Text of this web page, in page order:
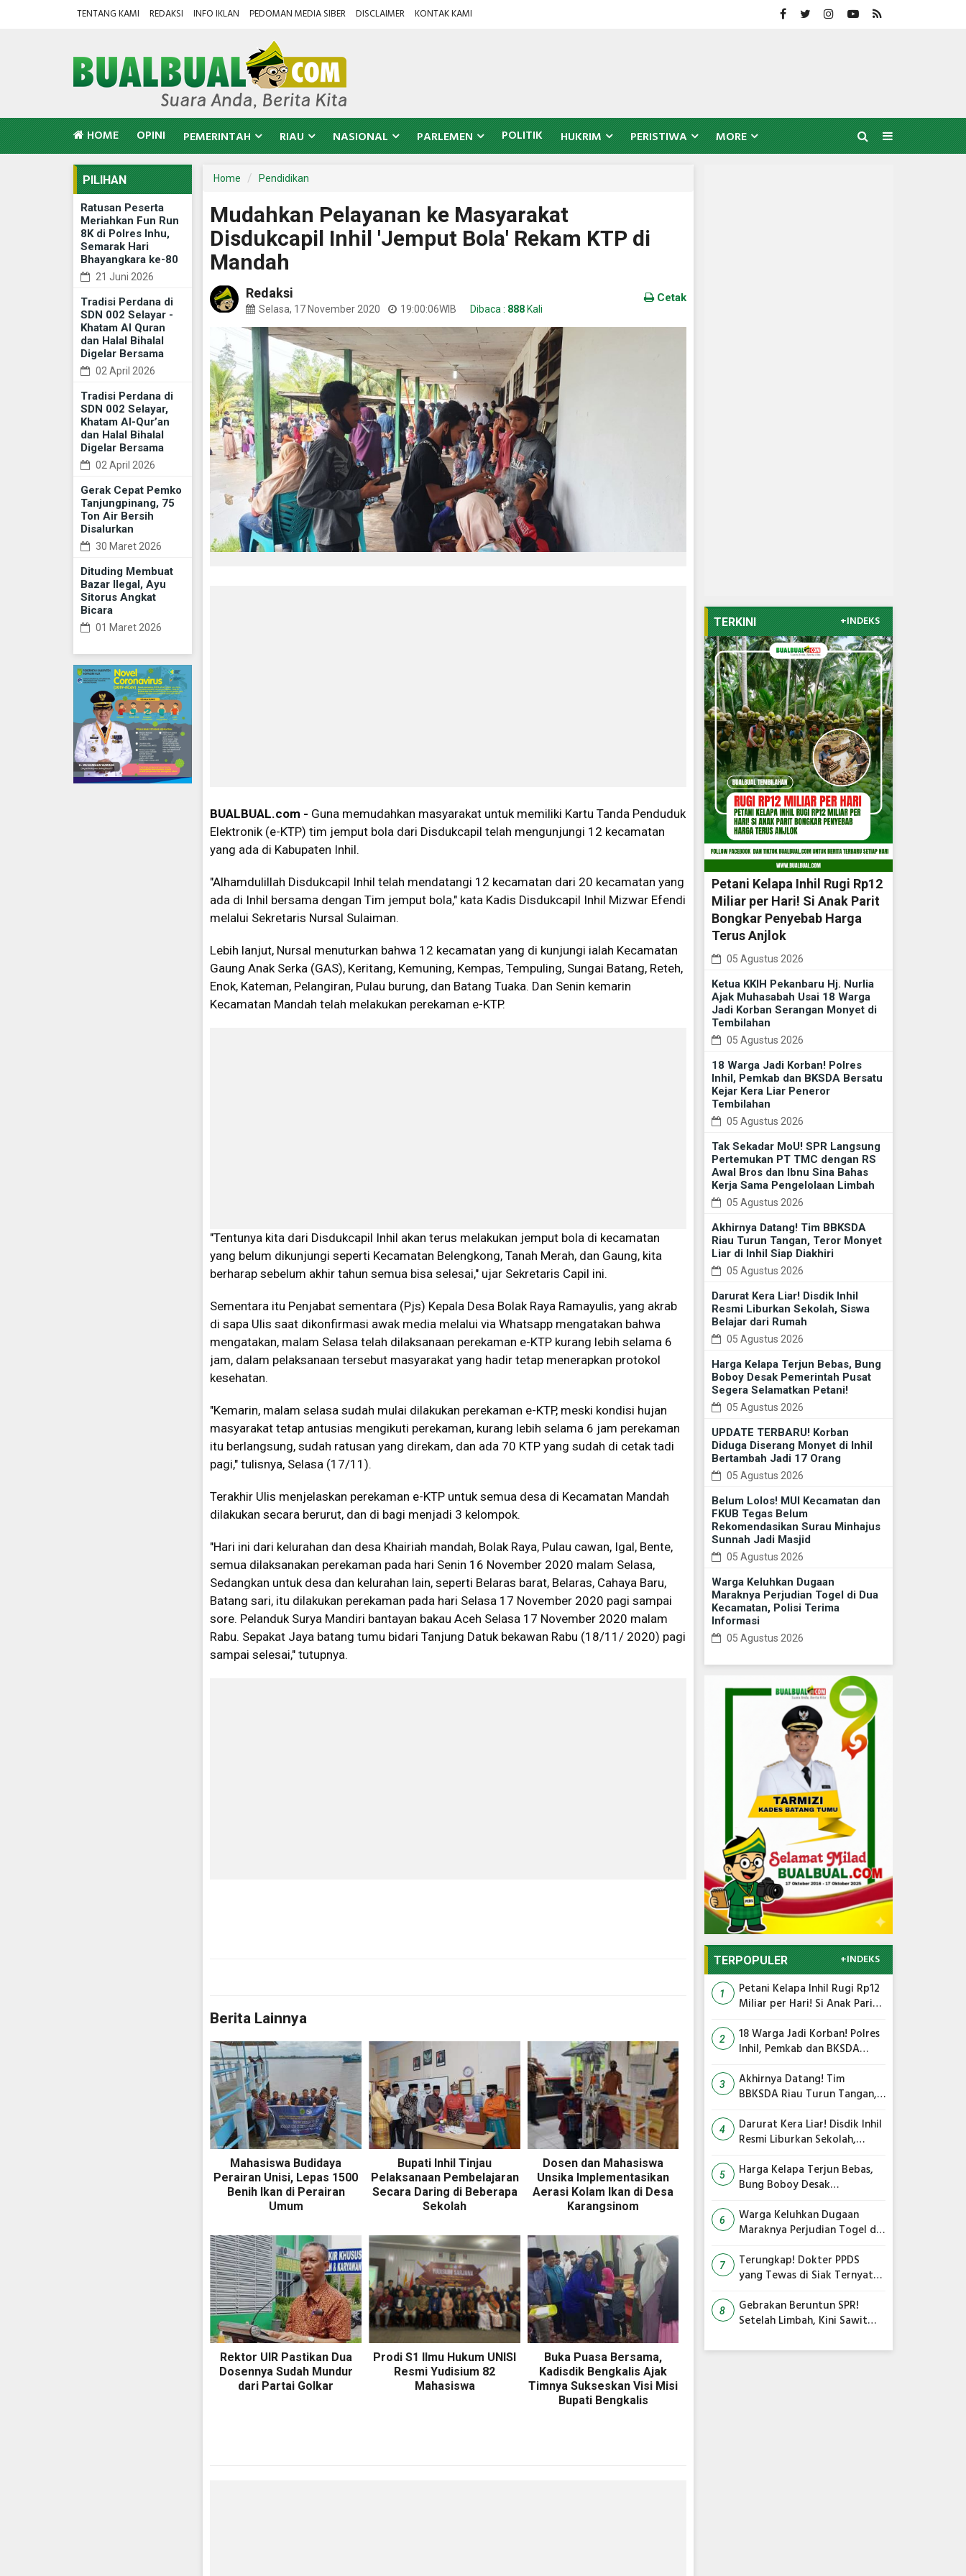
TENTANG KAMI REDAKSI INFO IKLAN PEDOMAN MEDIA SIBER DISCLAIMER KONTAK KAMI
HOME OPINI PEMERINTAH RIAU NASIONAL PARLEMEN POLITIK HUKRIM PERISTIWA MORE
PILIHAN
Ratusan Peserta
Meriahkan Fun Run
8K di Polres Inhu,
Semarak Hari
Bhayangkara ke-80
21 Juni 2026
Tradisi Perdana di
SDN 002 Selayar -
Khatam Al Quran
dan Halal Bihalal
Digelar Bersama
02 April 2026
Tradisi Perdana di
SDN 002 Selayar,
Khatam Al-Qur’an
dan Halal Bihalal
Digelar Bersama
02 April 2026
Gerak Cepat Pemko
Tanjungpinang, 75
Ton Air Bersih
Disalurkan
30 Maret 2026
Dituding Membuat
Bazar Ilegal, Ayu
Sitorus Angkat
Bicara
01 Maret 2026
Home Pendidikan
Mudahkan Pelayanan ke Masyarakat
Disdukcapil Inhil 'Jemput Bola' Rekam KTP di
Mandah
Redaksi
Selasa, 17 November 2020 19:00:06WIB Dibaca : 888 Kali
Cetak
BUALBUAL.com - Guna memudahkan masyarakat untuk memiliki Kartu Tanda Penduduk
Elektronik (e-KTP) tim jemput bola dari Disdukcapil telah mengunjungi 12 kecamatan
yang ada di Kabupaten Inhil.
"Alhamdulillah Disdukcapil Inhil telah mendatangi 12 kecamatan dari 20 kecamatan yang
ada di Inhil bersama dengan Tim jemput bola," kata Kadis Disdukcapil Inhil Mizwar Efendi
melalui Sekretaris Nursal Sulaiman.
Lebih lanjut, Nursal menuturkan bahwa 12 kecamatan yang di kunjungi ialah Kecamatan
Gaung Anak Serka (GAS), Keritang, Kemuning, Kempas, Tempuling, Sungai Batang, Reteh,
Enok, Kateman, Pelangiran, Pulau burung, dan Batang Tuaka. Dan Senin kemarin
Kecamatan Mandah telah melakukan perekaman e-KTP.
"Tentunya kita dari Disdukcapil Inhil akan terus melakukan jemput bola di kecamatan
yang belum dikunjungi seperti Kecamatan Belengkong, Tanah Merah, dan Gaung, kita
berharap sebelum akhir tahun semua bisa selesai," ujar Sekretaris Capil ini.
Sementara itu Penjabat sementara (Pjs) Kepala Desa Bolak Raya Ramayulis, yang akrab
di sapa Ulis saat dikonfirmasi awak media melalui via Whatsapp mengatakan bahwa
mengatakan, malam Selasa telah dilaksanaan perekaman e-KTP kurang lebih selama 6
jam, dalam pelaksanaan tersebut masyarakat yang hadir tetap menerapkan protokol
kesehatan.
"Kemarin, malam selasa sudah mulai dilakukan perekaman e-KTP, meski kondisi hujan
masyarakat tetap antusias mengikuti perekaman, kurang lebih selama 6 jam perekaman
itu berlangsung, sudah ratusan yang direkam, dan ada 70 KTP yang sudah di cetak tadi
pagi," tulisnya, Selasa (17/11).
Terakhir Ulis menjelaskan perekaman e-KTP untuk semua desa di Kecamatan Mandah
dilakukan secara berurut, dan di bagi menjadi 3 kelompok.
"Hari ini dari kelurahan dan desa Khairiah mandah, Bolak Raya, Pulau cawan, Igal, Bente,
semua dilaksanakan perekaman pada hari Senin 16 November 2020 malam Selasa,
Sedangkan untuk desa dan kelurahan lain, seperti Belaras barat, Belaras, Cahaya Baru,
Batang sari, itu dilakukan perekaman pada hari Selasa 17 November 2020 pagi sampai
sore. Pelanduk Surya Mandiri bantayan bakau Aceh Selasa 17 November 2020 malam
Rabu. Sepakat Jaya batang tumu bidari Tanjung Datuk bekawan Rabu (18/11/ 2020) pagi
sampai selesai," tutupnya.
Berita Lainnya
Mahasiswa Budidaya
Perairan Unisi, Lepas 1500
Benih Ikan di Perairan
Umum
Bupati Inhil Tinjau
Pelaksanaan Pembelajaran
Secara Daring di Beberapa
Sekolah
Dosen dan Mahasiswa
Unsika Implementasikan
Aerasi Kolam Ikan di Desa
Karangsinom
Rektor UIR Pastikan Dua
Dosennya Sudah Mundur
dari Partai Golkar
Prodi S1 Ilmu Hukum UNISI
Resmi Yudisium 82
Mahasiswa
Buka Puasa Bersama,
Kadisdik Bengkalis Ajak
Timnya Sukseskan Visi Misi
Bupati Bengkalis
TERKINI +INDEKS
Petani Kelapa Inhil Rugi Rp12
Miliar per Hari! Si Anak Parit
Bongkar Penyebab Harga
Terus Anjlok
05 Agustus 2026
Ketua KKIH Pekanbaru Hj. Nurlia
Ajak Muhasabah Usai 18 Warga
Jadi Korban Serangan Monyet di
Tembilahan
05 Agustus 2026
18 Warga Jadi Korban! Polres
Inhil, Pemkab dan BKSDA Bersatu
Kejar Kera Liar Peneror
Tembilahan
05 Agustus 2026
Tak Sekadar MoU! SPR Langsung
Pertemukan PT TMC dengan RS
Awal Bros dan Ibnu Sina Bahas
Kerja Sama Pengelolaan Limbah
05 Agustus 2026
Akhirnya Datang! Tim BBKSDA
Riau Turun Tangan, Teror Monyet
Liar di Inhil Siap Diakhiri
05 Agustus 2026
Darurat Kera Liar! Disdik Inhil
Resmi Liburkan Sekolah, Siswa
Belajar dari Rumah
05 Agustus 2026
Harga Kelapa Terjun Bebas, Bung
Boboy Desak Pemerintah Pusat
Segera Selamatkan Petani!
05 Agustus 2026
UPDATE TERBARU! Korban
Diduga Diserang Monyet di Inhil
Bertambah Jadi 17 Orang
05 Agustus 2026
Belum Lolos! MUI Kecamatan dan
FKUB Tegas Belum
Rekomendasikan Surau Minhajus
Sunnah Jadi Masjid
05 Agustus 2026
Warga Keluhkan Dugaan
Maraknya Perjudian Togel di Dua
Kecamatan, Polisi Terima
Informasi
05 Agustus 2026
TERPOPULER +INDEKS
1
Petani Kelapa Inhil Rugi Rp12
Miliar per Hari! Si Anak Parit
Terus Anjlok
2
18 Warga Jadi Korban! Polres
Inhil, Pemkab dan BKSDA
Peneror Tembilahan
3
Akhirnya Datang! Tim
BBKSDA Riau Turun Tangan,
Siap Diakhiri
4
Darurat Kera Liar! Disdik Inhil
Resmi Liburkan Sekolah,
5
Harga Kelapa Terjun Bebas,
Bung Boboy Desak
Selamatkan Petani!
6
Warga Keluhkan Dugaan
Maraknya Perjudian Togel di
Informasi
7
Terungkap! Dokter PPDS
yang Tewas di Siak Ternyata
Penyebabnya
8
Gebrakan Beruntun SPR!
Setelah Limbah, Kini Sawit
PAD Riau